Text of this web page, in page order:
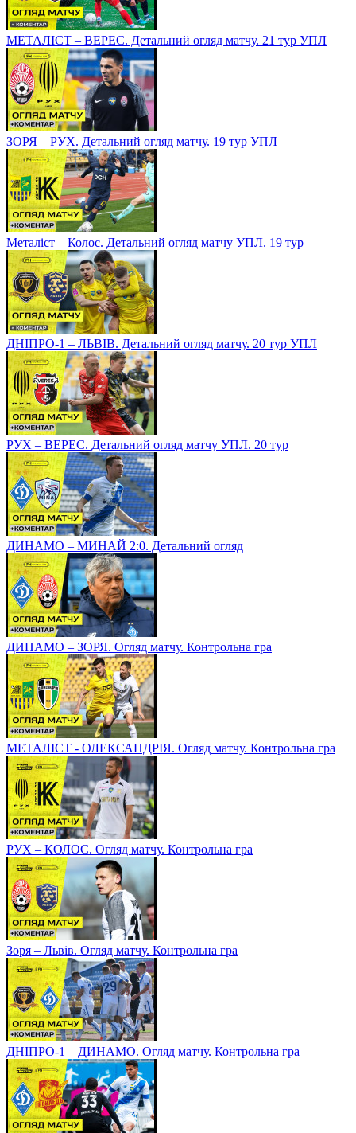
МЕТАЛІСТ – ВЕРЕС. Детальний огляд матчу. 21 тур УПЛ
ЗОРЯ – РУХ. Детальний огляд матчу. 19 тур УПЛ
Металіст – Колос. Детальний огляд матчу УПЛ. 19 тур
ДНІПРО-1 – ЛЬВІВ. Детальний огляд матчу. 20 тур УПЛ
РУХ – ВЕРЕС. Детальний огляд матчу УПЛ. 20 тур
ДИНАМО – МИНАЙ 2:0. Детальний огляд
ДИНАМО – ЗОРЯ. Огляд матчу. Контрольна гра
МЕТАЛІСТ - ОЛЕКСАНДРІЯ. Огляд матчу. Контрольна гра
РУХ – КОЛОС. Огляд матчу. Контрольна гра
Зоря – Львів. Огляд матчу. Контрольна гра
ДНІПРО-1 – ДИНАМО. Огляд матчу. Контрольна гра